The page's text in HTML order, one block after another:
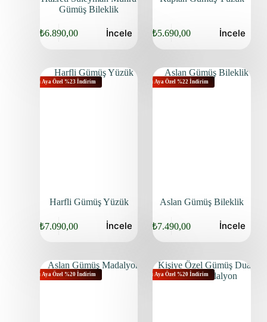
Gümüş Bileklik
₺6.890,00 İncele ₺5.690,00 İncele
Bu Aya Özel %23 İndirim
Harfli Gümüş Yüzük
₺7.090,00 İncele
Bu Aya Özel %22 İndirim
Aslan Gümüş Bileklik
₺7.490,00 İncele
Bu Aya Özel %20 İndirim Bu Aya Özel %20 İndirim